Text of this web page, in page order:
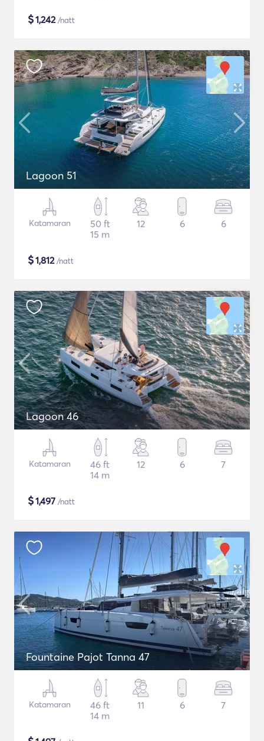
$1,242/natt
Lagoon 51
Katamaran
50 ft
15 m
12 6 6
$1,812/natt
Lagoon 46
Katamaran
46 ft
14 m
12 6 7
$1,497 /natt
Fountaine Pajot Tanna 47
Katamaran
46 ft
14 m
11 6 7